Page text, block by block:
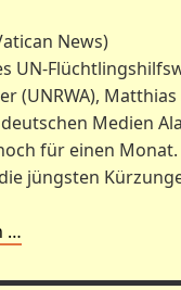
News)
UN-
(UNRWA),
Medien
für einen
jüngsten
…